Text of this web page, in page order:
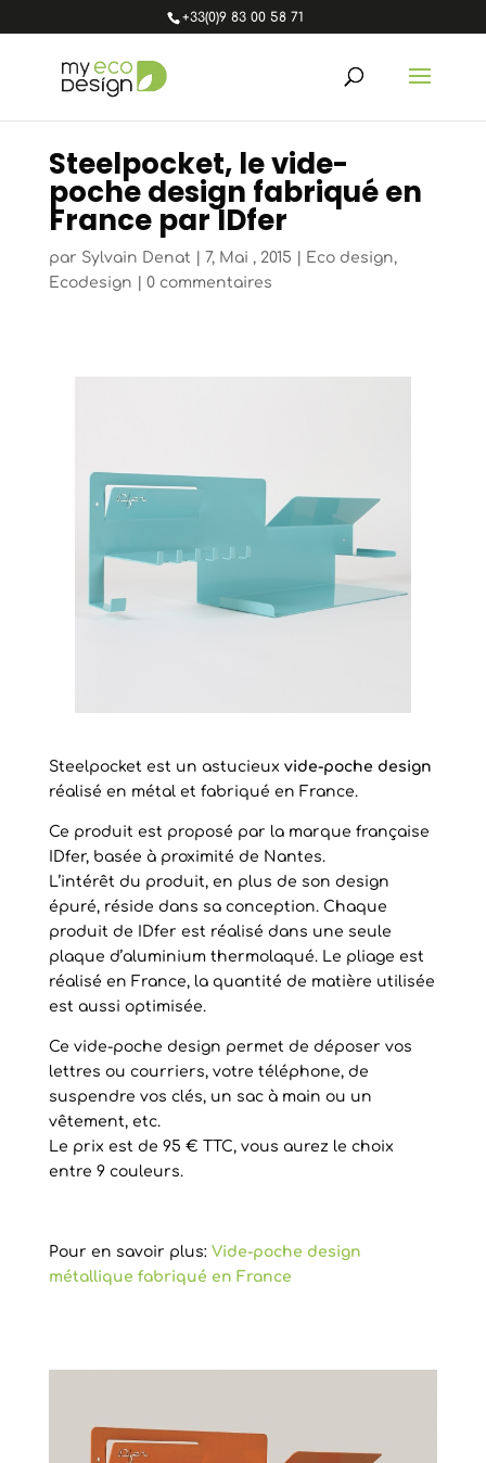
+33(0)9 83 00 58 71
Steelpocket, le vide-
poche design fabriqué en
France par IDfer
par Sylvain Denat 7, Mai , 2015 Eco design,
Ecodesign
0 commentaires
Steelpocket est un astucieux vide-poche design
réalisé en métal et fabriqué en France.
Ce produit est proposé par la marque française
IDfer, basée à proximité de Nantes.
L’intérêt du produit, en plus de son design
épuré, réside dans sa conception. Chaque
produit de IDfer est réalisé dans une seule
plaque d’aluminium thermolaqué. Le pliage est
réalisé en France, la quantité de matière utilisée
est aussi optimisée.
Ce vide-poche design permet de déposer vos
lettres ou courriers, votre téléphone, de
suspendre vos clés, un sac à main ou un
vêtement, etc.
Le prix est de 95 € TTC, vous aurez le choix
entre 9 couleurs.
Pour en savoir plus: Vide-poche design
métallique fabriqué en France